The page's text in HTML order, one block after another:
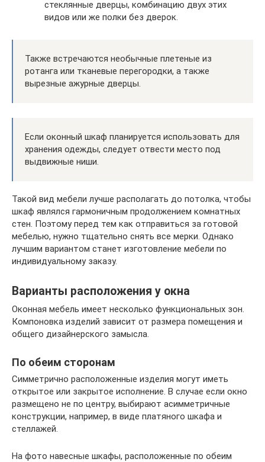
стеклянные дверцы, комбинацию двух этих
видов или же полки без дверок.
Также встречаются необычные плетеные из
ротанга или тканевые перегородки, а также
вырезные ажурные дверцы.
Если оконный шкаф планируется использовать для
хранения одежды, следует отвести место под
выдвижные ниши.
Такой вид мебели лучше располагать до потолка, чтобы
шкаф являлся гармоничным продолжением комнатных
стен. Поэтому перед тем как отправиться за готовой
мебелью, нужно тщательно снять все мерки. Однако
лучшим вариантом станет изготовление мебели по
индивидуальному заказу.
Варианты расположения у окна
Оконная мебель имеет несколько функциональных зон.
Компоновка изделий зависит от размера помещения и
общего дизайнерского замысла.
По обеим сторонам
Симметрично расположенные изделия могут иметь
открытое или закрытое исполнение. В случае если окно
размещено не по центру, выбирают асимметричные
конструкции, например, в виде платяного шкафа и
стеллажей.
На фото навесные шкафы, расположенные по обеим